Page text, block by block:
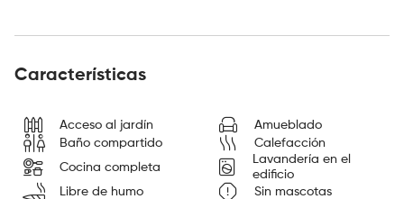
Características
Acceso al jardín
Amueblado
Baño compartido
Calefacción
Cocina completa
Lavandería en el
edificio
Libre de humo
Sin mascotas